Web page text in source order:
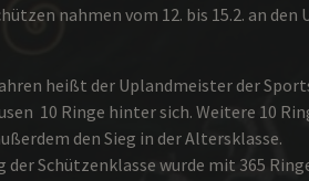
nahmen vom 12. bis 15.2. an
heißt der Uplandmeister der
10 Ringe hinter sich. Weitere 10
den Sieg in der Altersklasse.
der Schützenklasse wurde mit 365